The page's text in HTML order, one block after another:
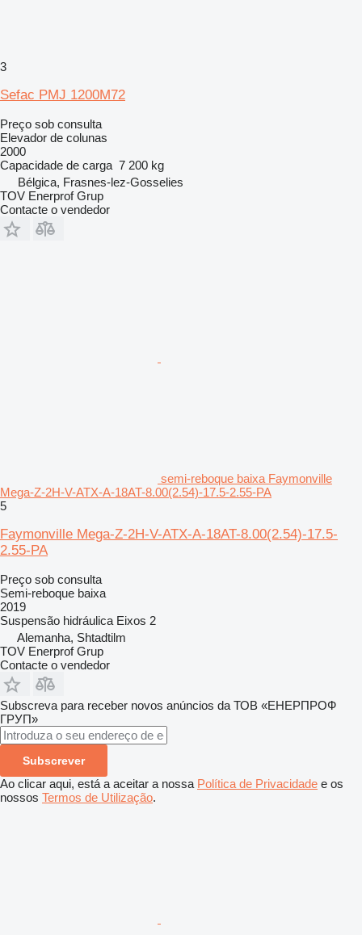
3
Sefac PMJ 1200M72
Preço sob consulta
Elevador de colunas
2000
Capacidade de carga 7 200 kg
Bélgica, Frasnes-lez-Gosselies
TOV Enerprof Grup
Contacte o vendedor
semi-reboque baixa Faymonville
Mega-Z-2H-V-ATX-A-18AT-8.00(2.54)-17.5-2.55-PA
5
Faymonville Mega-Z-2H-V-ATX-A-18AT-8.00(2.54)-17.5-
2.55-PA
Preço sob consulta
Semi-reboque baixa
2019
Suspensão hidráulica Eixos 2
Alemanha, Shtadtilm
TOV Enerprof Grup
Contacte o vendedor
Subscreva para receber novos anúncios da ТОВ «ЕНЕРПРОФ
ГРУП»
Subscrever
Ao clicar aqui, está a aceitar a nossa Política de Privacidade e os
nossos Termos de Utilização.